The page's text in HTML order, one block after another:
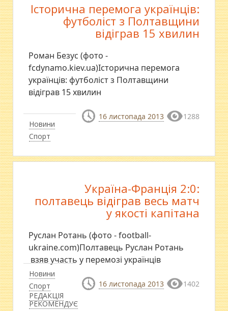
Новини
Спорт
Історична перемога українців:
футболіст з Полтавщини
відіграв 15 хвилин
Роман Безус (фото -
fcdynamo.kiev.ua)Історична перемога
українців: футболіст з Полтавщини
відіграв 15 хвилин
16 листопада 2013 1288
Новини
Спорт
РЕДАКЦІЯ
РЕКОМЕНДУЄ
Україна-Франція 2:0:
полтавець відіграв весь матч
у якості капітана
Руслан Ротань (фото - football-
ukraine.com)Полтавець Руслан Ротань
взяв участь у перемозі українців
16 листопада 2013 1402